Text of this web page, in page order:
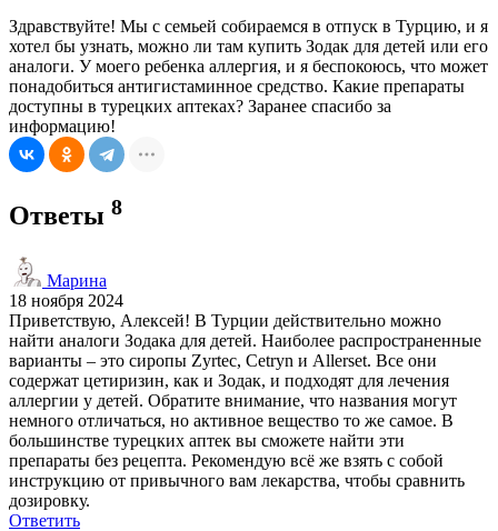
Здравствуйте! Мы с семьей собираемся в отпуск в Турцию, и я
хотел бы узнать, можно ли там купить Зодак для детей или его
аналоги. У моего ребенка аллергия, и я беспокоюсь, что может
понадобиться антигистаминное средство. Какие препараты
доступны в турецких аптеках? Заранее спасибо за
информацию!
Ответы 8
Марина
18 ноября 2024
Приветствую, Алексей! В Турции действительно можно
найти аналоги Зодака для детей. Наиболее распространенные
варианты – это сиропы Zyrtec, Cetryn и Allerset. Все они
содержат цетиризин, как и Зодак, и подходят для лечения
аллергии у детей. Обратите внимание, что названия могут
немного отличаться, но активное вещество то же самое. В
большинстве турецких аптек вы сможете найти эти
препараты без рецепта. Рекомендую всё же взять с собой
инструкцию от привычного вам лекарства, чтобы сравнить
дозировку.
Ответить